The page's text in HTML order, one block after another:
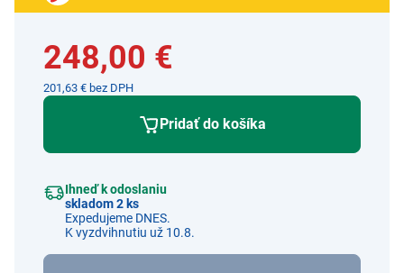
248,00 €
201,63 € bez DPH
Pridať do košíka
Ihneď k odoslaniu
skladom 2 ks
Expedujeme DNES.
K vyzdvihnutiu už 10.8.